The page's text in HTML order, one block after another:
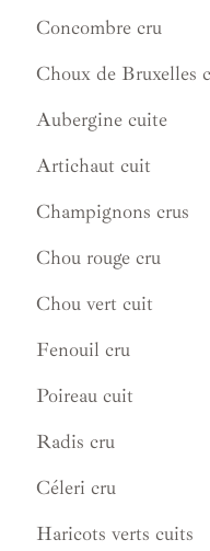
Concombre cru
Choux de Bruxelles
Aubergine cuite
Artichaut cuit
Champignons crus
Chou rouge cru
Chou vert cuit
Fenouil cru
Poireau cuit
Radis cru
Céleri cru
Haricots verts cuits